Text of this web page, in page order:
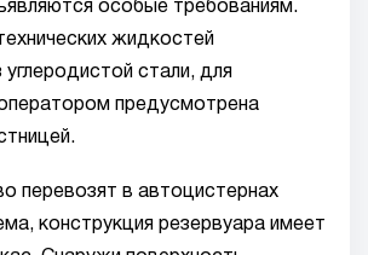
особые требованиям.
жидкостей
углеродистой стали, для
предусмотрена
перевозят в автоцистернах
конструкция резервуара имеет